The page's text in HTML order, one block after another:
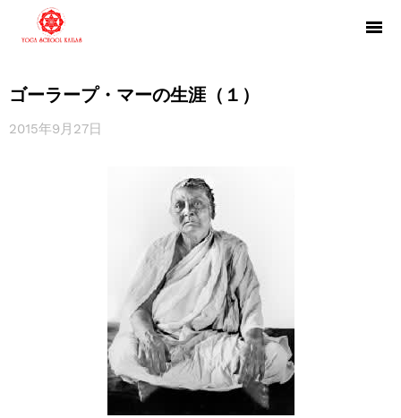
ゴーラープ・マーの生涯（１）
2015年9月27日